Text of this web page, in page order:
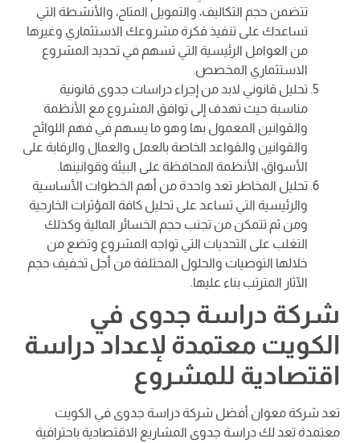
تتضمن حجم التكاليف، والتمويل المتاح، والأنشطة التي
تساعدك على تنفيذ فكرة مشروعك الاستثماري وغيرها
من العوامل الرئيسية التي تسهم في تحديد المشروع
الاستثماري المخصص.
تحليل قانوني لابد من إجراء دراسات جدوى قانونية
مناسبة حيث تهدف إلى توافق المشروع مع الأنظمة
والقوانين المعمول بها وهو ما يسهم في فهم اللوائح
والقوانين والقواعد الخاصة بالعمل والعمال والرقابة على
الأسواق، الأنظمة المحافظة على البيئة وقوانينها.
تحليل المخاطر تعد واحدة من أهم الخطوات الأساسية
والرئيسية التي تساعد على تحليل كافة المؤثرات الخارجية
ومن ثم تتمكن من تجنب حجم الخسائر المالية وكذلك
التغلب على التحديات التي تواجه المشروع وتضع من
خلالها التوصيات والحلول المختلفة من أجل تخفيف حجم
الآثار المترتب بناء عليها.
شركة دراسة جدوى في
الكويت معتمدة لإعداد دراسة
اقتصادية للمشروع
تعد شركة معوان أفضل شركة دراسة جدوى في الكويت
معتمدة تعد لك دراسة جدوى المشاريع الاقتصادية باحترافية